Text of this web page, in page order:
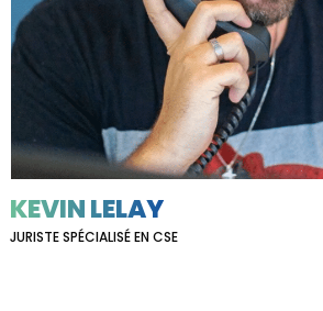
KEVIN LELAY
JURISTE SPÉCIALISÉ EN CSE